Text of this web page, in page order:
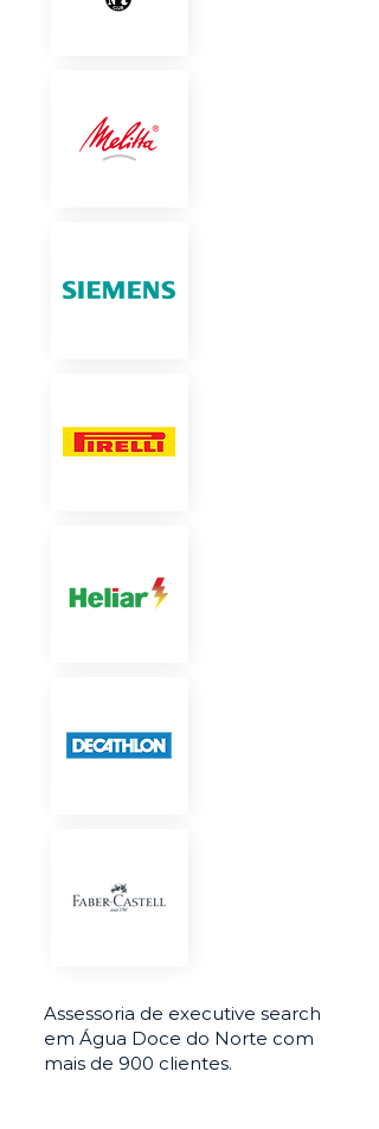
Assessoria de executive search
em Água Doce do Norte com
mais de 900 clientes.